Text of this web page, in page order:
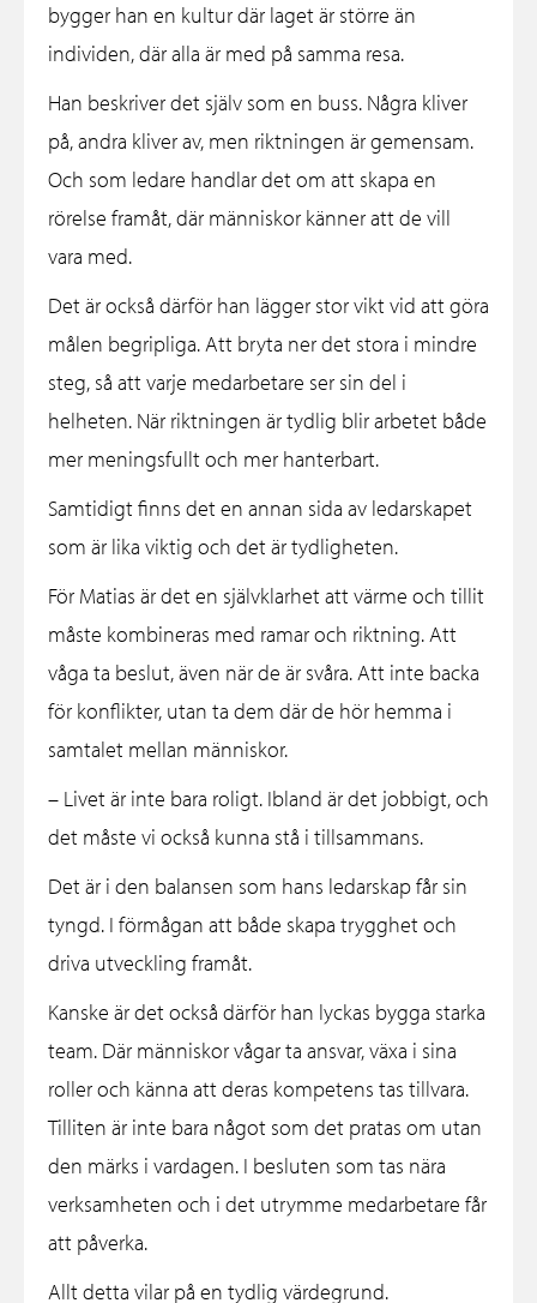
bygger han en kultur där laget är större än
individen, där alla är med på samma resa.
Han beskriver det själv som en buss. Några kliver
på, andra kliver av, men riktningen är gemensam.
Och som ledare handlar det om att skapa en
rörelse framåt, där människor känner att de vill
vara med.
Det är också därför han lägger stor vikt vid att göra
målen begripliga. Att bryta ner det stora i mindre
steg, så att varje medarbetare ser sin del i
helheten. När riktningen är tydlig blir arbetet både
mer meningsfullt och mer hanterbart.
Samtidigt finns det en annan sida av ledarskapet
som är lika viktig och det är tydligheten.
För Matias är det en självklarhet att värme och tillit
måste kombineras med ramar och riktning. Att
våga ta beslut, även när de är svåra. Att inte backa
för konflikter, utan ta dem där de hör hemma i
samtalet mellan människor.
– Livet är inte bara roligt. Ibland är det jobbigt, och
det måste vi också kunna stå i tillsammans.
Det är i den balansen som hans ledarskap får sin
tyngd. I förmågan att både skapa trygghet och
driva utveckling framåt.
Kanske är det också därför han lyckas bygga starka
team. Där människor vågar ta ansvar, växa i sina
roller och känna att deras kompetens tas tillvara.
Tilliten är inte bara något som det pratas om utan
den märks i vardagen. I besluten som tas nära
verksamheten och i det utrymme medarbetare får
att påverka.
Allt detta vilar på en tydlig värdegrund.